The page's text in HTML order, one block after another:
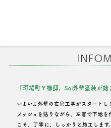
シ
『斑鳩町Ｙ様邸。Soi外壁塗装が始
いよいよ外壁の左官工事がスタートし
メッシュを貼りながら、左官で下地
こそ、丁寧に、しっかりと施工しま